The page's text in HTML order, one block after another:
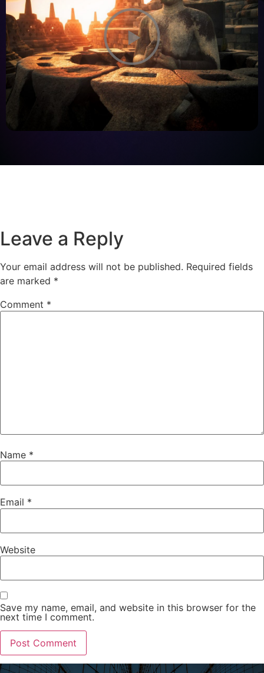
Leave a Reply
Your email address will not be published. Required fields
are marked *
Comment *
Name *
Email *
Website
Save my name, email, and website in this browser for the
next time I comment.